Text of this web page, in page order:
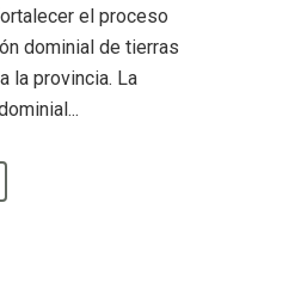
el proceso
dominial de tierras
la provincia. La